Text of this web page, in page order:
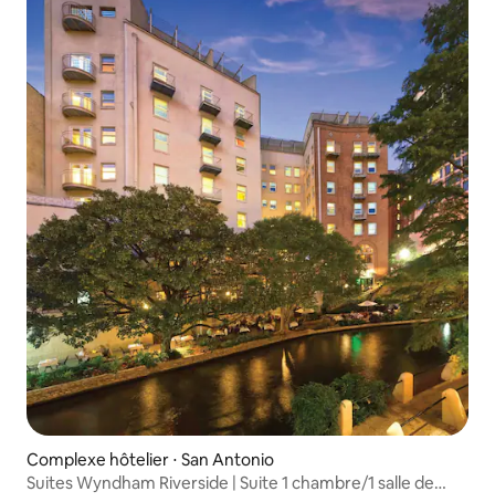
Complexe hôtelier ⋅ San Antonio
Suites Wyndham Riverside | Suite 1 chambre/1 salle de